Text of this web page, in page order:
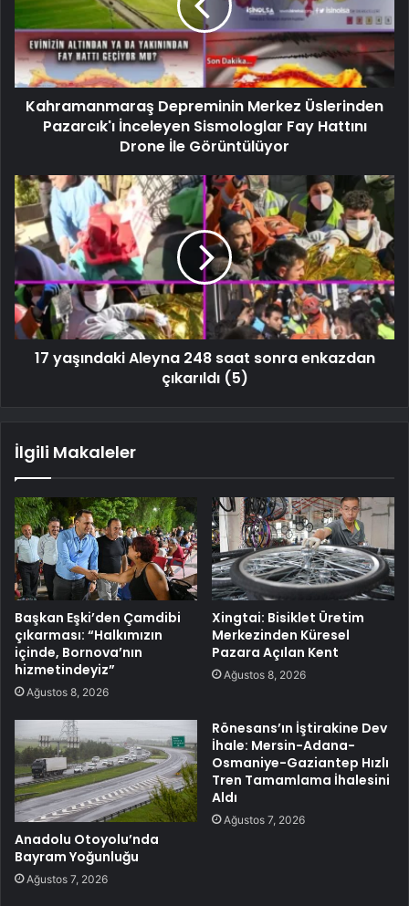
Kahramanmaraş Depreminin Merkez Üslerinden
Pazarcık'ı İnceleyen Sismologlar Fay Hattını
Drone İle Görüntülüyor
17 yaşındaki Aleyna 248 saat sonra enkazdan
çıkarıldı (5)
İlgili Makaleler
Başkan Eşki’den Çamdibi
çıkarması: “Halkımızın
içinde, Bornova’nın
hizmetindeyiz”
Ağustos 8, 2026
Xingtai: Bisiklet Üretim
Merkezinden Küresel
Pazara Açılan Kent
Ağustos 8, 2026
Anadolu Otoyolu’nda
Bayram Yoğunluğu
Ağustos 7, 2026
Rönesans’ın İştirakine Dev
İhale: Mersin-Adana-
Osmaniye-Gaziantep Hızlı
Tren Tamamlama İhalesini
Aldı
Ağustos 7, 2026